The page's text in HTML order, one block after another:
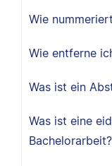
Wie
Wie entferne
Was ist ein
Was ist eine
Bachelorarbeit?